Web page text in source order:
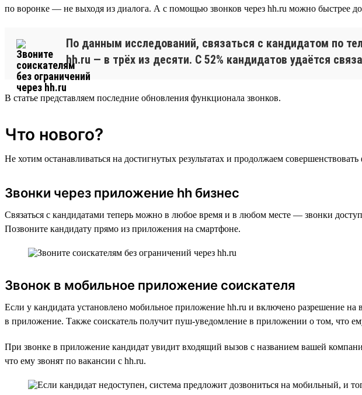
по воронке — не выходя из диалога. А с помощью звонков через hh.ru можно быстрее
По данным исследований, связаться с кандидатом по
hh.ru — в трёх из десяти. С 52% кандидатов удаётся
В статье представляем последние обновления функционала звонков.
Что нового?
Не хотим останавливаться на достигнутых результатах и продолжаем
Звонки через приложение hh бизнес
Связаться с кандидатами теперь можно в любое время и в любом месте — звонки
Позвоните кандидату прямо из приложения на смартфоне.
Звонок в мобильное приложение соискателя
Если у кандидата установлено мобильное приложение hh.ru и включено разрешение
в приложение. Также соискатель получит пуш-уведомление в приложении о том, что
При звонке в приложение кандидат увидит входящий вызов с названием вашей
что ему звонят по вакансии с hh.ru.